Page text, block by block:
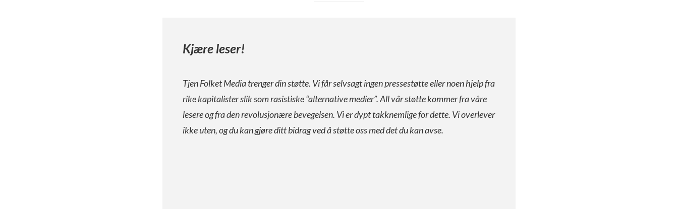
Kjære leser!
Tjen Folket Media trenger din støtte. Vi får selvsagt ingen pressestøtte eller noen hjelp fra
rike kapitalister slik som rasistiske “alternative medier”. All vår støtte kommer fra våre
lesere og fra den revolusjonære bevegelsen. Vi er dypt takknemlige for dette. Vi overlever
ikke uten, og du kan gjøre ditt bidrag ved å støtte oss med det du kan avse.